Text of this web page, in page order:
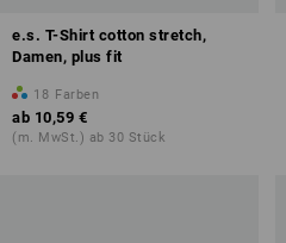
e.s. T-Shirt cotton stretch,
Damen, plus fit
18 Farben
ab 10,59 €
(m. MwSt.) ab 30 Stück